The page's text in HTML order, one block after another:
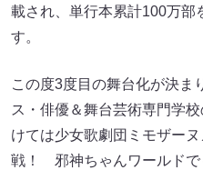
載され、単行本累計100万部
す。
この度3度目の舞台化が決ま
ス・俳優＆舞台芸術専門学
けては少女歌劇団ミモザー
戦！ 邪神ちゃんワールドで